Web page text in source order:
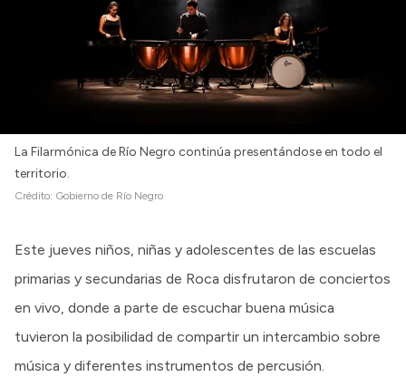
La Filarmónica de Río Negro continúa presentándose en todo el
territorio.
Crédito: Gobierno de Río Negro
Este jueves niños, niñas y adolescentes de las escuelas
primarias y secundarias de Roca disfrutaron de conciertos
en vivo, donde a parte de escuchar buena música
tuvieron la posibilidad de compartir un intercambio sobre
música y diferentes instrumentos de percusión.